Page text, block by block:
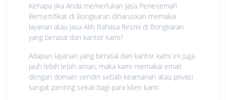
Kenapa jika Anda memerlukan Jasa Penerjemah
Bersertifikat di Bongkaran diharuskan memakai
layanan atau Jasa Alih Bahasa Resmi di Bongkaran
yang berasal dari kantor kami?
Adapun layanan yang berasal dari kantor kami ini juga
jauh lebih lebih aman, maka kami memakai email
dengan domain sendiri sebab keamanan atau privasi
sangat penting sekali bagi para klien kami.